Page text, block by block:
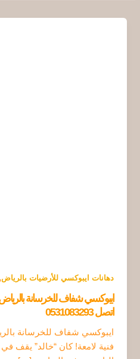
دهانات ايبوكسي للأرضيات بالرياض
ايبوكسي شفاف للخرسانة
اتصل 0531083293
ايبوكسي شفاف للخرسانة
فنية لامعة! كان “خالد” يقف